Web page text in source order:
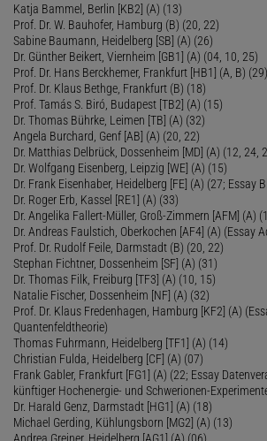
Katja Bammel, Berlin [KB2] (A) (13)
Prof. Dr. W. Bauhofer, Hamburg (B) (20, 22)
Sabine Baumann, Heidelberg [SB] (A) (26)
Dr. Günther Beikert, Viernheim [GB1] (A) (04, 10, 25)
Prof. Dr. Hans Berckhemer, Frankfurt [HB1] (A, B) (29)
Prof. Dr. Klaus Bethge, Frankfurt (B) (18)
Prof. Tamás S. Biró, Budapest [TB2] (A) (15)
Dr. Thomas Bührke, Leimen [TB] (A) (32)
Angela Burchard, Genf [AB] (A) (20, 22)
Dr. Matthias Delbrück, Dossenheim [MD] (A) (12, 24,
Dr. Wolfgang Eisenberg, Leipzig [WE] (A) (15)
Dr. Frank Eisenhaber, Heidelberg [FE] (A) (27; Essay
Dr. Roger Erb, Kassel [RE1] (A) (33)
Dr. Angelika Fallert-Müller, Groß-Zimmern [AFM] (A)
Dr. Andreas Faulstich, Oberkochen [AF4] (A) (Essay
Prof. Dr. Rudolf Feile, Darmstadt (B) (20, 22)
Stephan Fichtner, Dossenheim [SF] (A) (31)
Dr. Thomas Filk, Freiburg [TF3] (A) (10, 15)
Natalie Fischer, Dossenheim [NF] (A) (32)
Prof. Dr. Klaus Fredenhagen, Hamburg [KF2] (A)
Quantenfeldtheorie)
Thomas Fuhrmann, Heidelberg [TF1] (A) (14)
Christian Fulda, Heidelberg [CF] (A) (07)
Frank Gabler, Frankfurt [FG1] (A) (22; Essay
künftiger Hochenergie- und Schwerionen-
Dr. Harald Genz, Darmstadt [HG1] (A) (18)
Michael Gerding, Kühlungsborn [MG2] (A) (13)
Andrea Greiner, Heidelberg [AG1] (A) (06)